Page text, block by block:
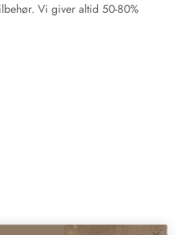
Vi giver altid 50-80%